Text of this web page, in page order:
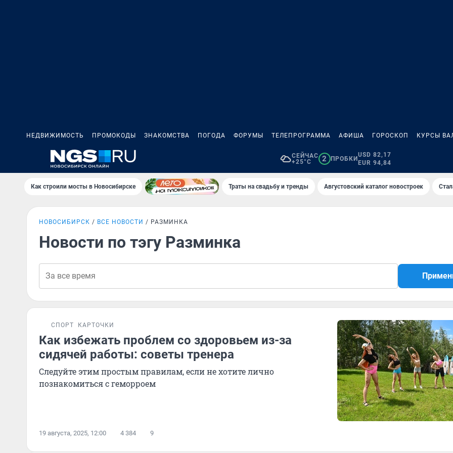
НЕДВИЖИМОСТЬ ПРОМОКОДЫ ЗНАКОМСТВА ПОГОДА ФОРУМЫ ТЕЛЕПРОГРАММА АФИША ГОРОСКОП КУРСЫ
СЕЙЧАС
+25°C
2 ПРОБКИ
USD 82,17
EUR 94,84
Как строили мосты в Новосибирске Траты на свадьбу и тренды Августовский каталог новостроек
НОВОСИБИРСК ВСЕ НОВОСТИ РАЗМИНКА
Новости по тэгу Разминка
СПОРТ КАРТОЧКИ
Как избежать проблем со здоровьем из-за
сидячей работы: советы тренера
Следуйте этим простым правилам, если не хотите лично
познакомиться с геморроем
19 августа, 2025, 12:00 4 384 9